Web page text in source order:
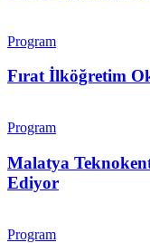
Program
Fırat İlköğretim
Program
Malatya
Ediyor
Program